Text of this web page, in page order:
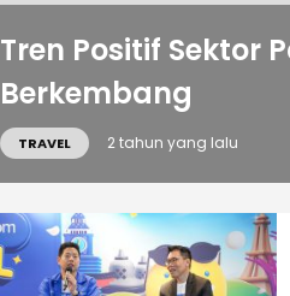
Tren Positif Sektor
Berkembang
TRAVEL 2 tahun yang lalu